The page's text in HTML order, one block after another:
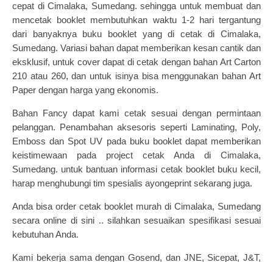
cepat di Cimalaka, Sumedang. sehingga untuk membuat dan
mencetak booklet membutuhkan waktu 1-2 hari tergantung
dari banyaknya buku booklet yang di cetak di Cimalaka,
Sumedang. Variasi bahan dapat memberikan kesan cantik dan
eksklusif, untuk cover dapat di cetak dengan bahan Art Carton
210 atau 260, dan untuk isinya bisa menggunakan bahan Art
Paper dengan harga yang ekonomis.
Bahan Fancy dapat kami cetak sesuai dengan permintaan
pelanggan. Penambahan aksesoris seperti Laminating, Poly,
Emboss dan Spot UV pada buku booklet dapat memberikan
keistimewaan pada project cetak Anda di Cimalaka,
Sumedang. untuk bantuan informasi cetak booklet buku kecil,
harap menghubungi tim spesialis ayongeprint sekarang juga.
Anda bisa order cetak booklet murah di Cimalaka, Sumedang
secara online di sini .. silahkan sesuaikan spesifikasi sesuai
kebutuhan Anda.
Kami bekerja sama dengan Gosend, dan JNE, Sicepat, J&T,